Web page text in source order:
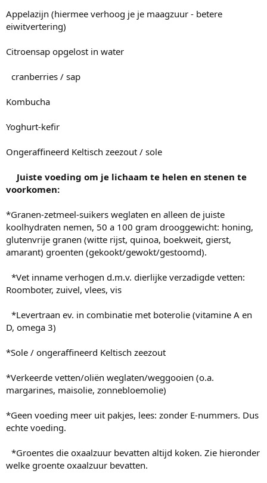
Appelazijn (hiermee verhoog je je maagzuur - betere
eiwitvertering)
Citroensap opgelost in water
cranberries / sap
Kombucha
Yoghurt-kefir
Ongeraffineerd Keltisch zeezout / sole
Juiste voeding om je lichaam te helen en stenen te
voorkomen:
*Granen-zetmeel-suikers weglaten en alleen de juiste
koolhydraten nemen, 50 a 100 gram drooggewicht: honing,
glutenvrije granen (witte rijst, quinoa, boekweit, gierst,
amarant) groenten (gekookt/gewokt/gestoomd).
*Vet inname verhogen d.m.v. dierlijke verzadigde vetten:
Roomboter, zuivel, vlees, vis
*Levertraan ev. in combinatie met boterolie (vitamine A en
D, omega 3)
*Sole / ongeraffineerd Keltisch zeezout
*Verkeerde vetten/oliën weglaten/weggooien (o.a.
margarines, maisolie, zonnebloemolie)
*Geen voeding meer uit pakjes, lees: zonder E-nummers. Dus
echte voeding.
*Groentes die oxaalzuur bevatten altijd koken. Zie hieronder
welke groente oxaalzuur bevatten.